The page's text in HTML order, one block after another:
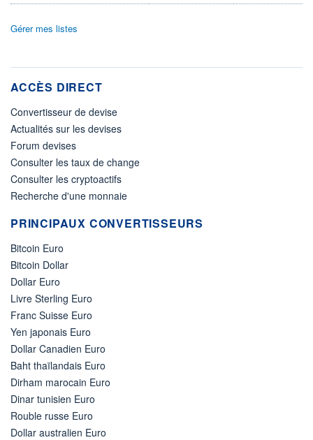
Gérer mes listes
ACCÈS DIRECT
Convertisseur de devise
Actualités sur les devises
Forum devises
Consulter les taux de change
Consulter les cryptoactifs
Recherche d'une monnaie
PRINCIPAUX CONVERTISSEURS
Bitcoin Euro
Bitcoin Dollar
Dollar Euro
Livre Sterling Euro
Franc Suisse Euro
Yen japonais Euro
Dollar Canadien Euro
Baht thaïlandais Euro
Dirham marocain Euro
Dinar tunisien Euro
Rouble russe Euro
Dollar australien Euro